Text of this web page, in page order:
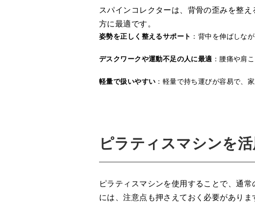
スパインコレクターは、背骨の歪みを整
方に最適です。
姿勢を正しく整えるサポート ：背中を伸ばしな
デスクワークや運動不足の人に最適 ：腰痛や肩
軽量で扱いやすい ：軽量で持ち運びが容易で、
ピラティスマシンを
ピラティスマシンを使用することで、通
には、注意点も押さえておく必要がありま